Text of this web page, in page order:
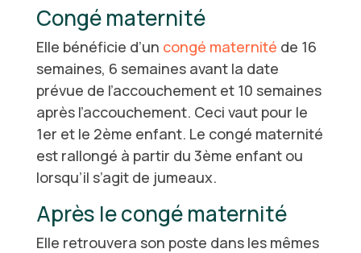
Congé maternité
Elle bénéficie d’un congé maternité de 16
semaines, 6 semaines avant la date
prévue de l’accouchement et 10 semaines
après l’accouchement. Ceci vaut pour le
1er et le 2ème enfant. Le congé maternité
est rallongé à partir du 3ème enfant ou
lorsqu’il s’agit de jumeaux.
Après le congé maternité
Elle retrouvera son poste dans les mêmes